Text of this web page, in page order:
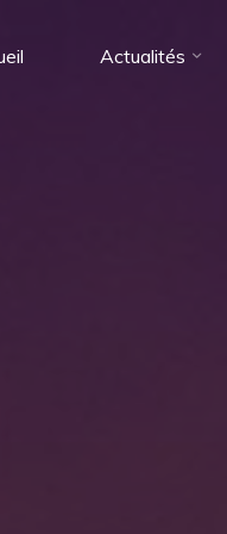
Actualités